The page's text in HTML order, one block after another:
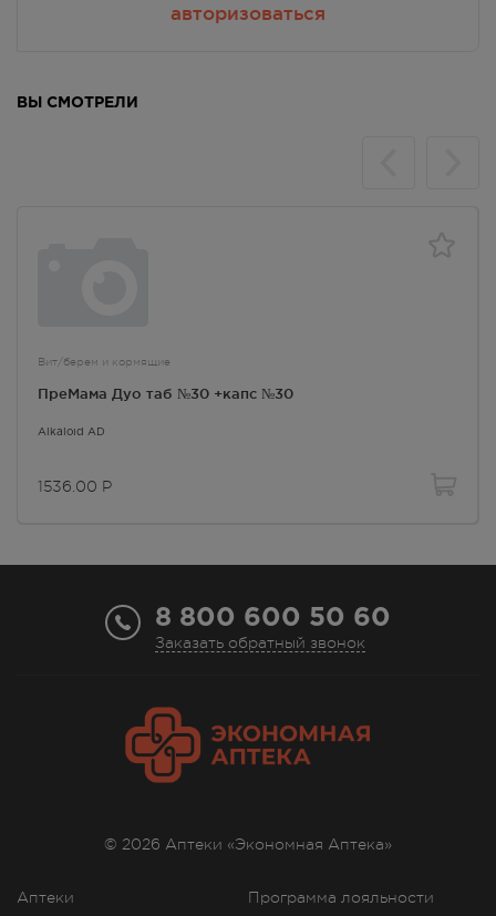
авторизоваться
ВЫ СМОТРЕЛИ
Вит/берем и кормящие
ПреМама Дуо таб №30 +капс №30
Alkaloid AD
1536.00 Р
8 800 600 50 60
Заказать обратный звонок
Аптеки Программа лояльности
© 2026 Аптеки «Экономная Аптека»